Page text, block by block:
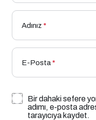
Adınız *
E-Posta*
Bir dahaki sefere
adımı, e-posta
tarayıcıya kaydet.